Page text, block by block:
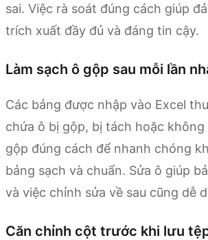
sai. Việc rà soát đúng cách giúp
trích xuất đầy đủ và đáng tin cậy.
Làm sạch ô gộp sau mỗi lần
Các bảng được nhập vào Excel
chứa ô bị gộp, bị tách hoặc không
gộp đúng cách để nhanh chóng
bảng sạch và chuẩn. Sửa ô giúp
và việc chỉnh sửa về sau cũng dễ
Căn chỉnh cột trước khi lưu